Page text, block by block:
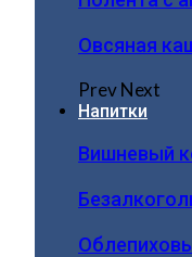
Овсяная
PrevNext
Напитки
Вишневый